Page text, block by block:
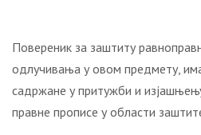
Повереник за заштиту
одлучивања у овом предмету,
садржане у притужби и
правне прописе у области